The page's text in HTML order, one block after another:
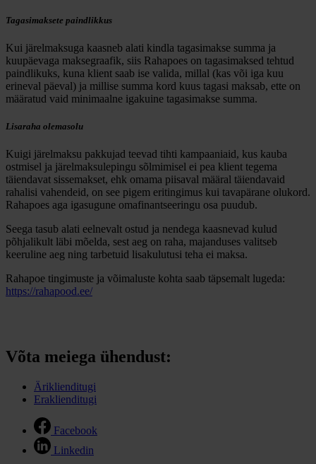
Tagasimaksete paindlikkus
Kui järelmaksuga kaasneb alati kindla tagasimakse summa ja
kuupäevaga maksegraafik, siis Rahapoes on tagasimaksed tehtud
paindlikuks, kuna klient saab ise valida, millal (kas või iga kuu
erineval päeval) ja millise summa kord kuus tagasi maksab, ette on
määratud vaid minimaalne igakuine tagasimakse summa.
Lisaraha olemasolu
Kuigi järelmaksu pakkujad teevad tihti kampaaniaid, kus kauba
ostmisel ja järelmaksulepingu sõlmimisel ei pea klient tegema
täiendavat sissemakset, ehk omama piisaval määral täiendavaid
rahalisi vahendeid, on see pigem eritingimus kui tavapärane olukord.
Rahapoes aga igasugune omafinantseeringu osa puudub.
Seega tasub alati eelnevalt ostud ja nendega kaasnevad kulud
põhjalikult läbi mõelda, sest aeg on raha, majanduses valitseb
keeruline aeg ning tarbetuid lisakulutusi teha ei maksa.
Rahapoe tingimuste ja võimaluste kohta saab täpsemalt lugeda:
https://rahapood.ee/
Võta meiega ühendust:
Äriklienditugi
Eraklienditugi
Facebook
Linkedin